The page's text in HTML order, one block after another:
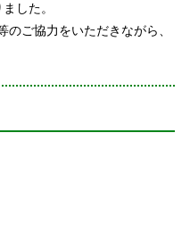
した。
ご協力をいただきながら、